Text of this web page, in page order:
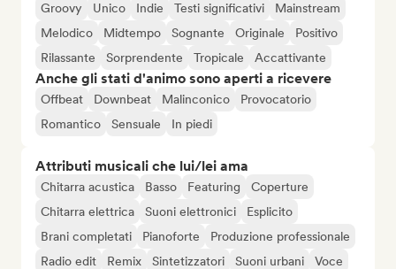
Groovy
Unico Indie Testi significativi
Mainstream
Melodico
Midtempo Sognante Originale
Positivo
Rilassante
Sorprendente Tropicale Accattivante
Anche gli stati d'animo sono aperti a ricevere
Offbeat Downbeat Malinconico
Provocatorio
Romantico
Sensuale In piedi
Attributi musicali che lui/lei ama
Chitarra acustica Basso Featuring
Coperture
Chitarra elettrica
Suoni elettronici
Esplicito
Brani completati
Pianoforte
Produzione professionale
Radio edit
Remix Sintetizzatori Suoni urbani Voce